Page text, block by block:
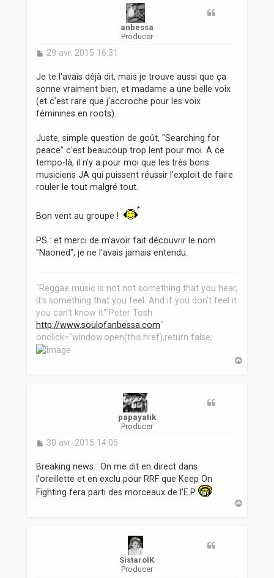
anbessa
Producer
M
s
s
a
g
e
29 avr. 2015 16:31
Je te l'avais déjà dit, mais je trouve aussi que ça
sonne vraiment bien, et madame a une belle voix
(et c'est rare que j'accroche pour les voix
féminines en roots).
Juste, simple question de goût, "Searching for
peace" c'est beaucoup trop lent pour moi. A ce
tempo-là, il n'y a pour moi que les très bons
musiciens JA qui puissent réussir l'exploit de faire
rouler le tout malgré tout.
Bon vent au groupe !
PS : et merci de m'avoir fait découvrir le nom
"Naoned", je ne l'avais jamais entendu.
"Reggae music is not not something that you hear,
it's something that you feel. And if you don't feel it
you can't know it" Peter Tosh
http://www.soulofanbessa.com"
onclick="window.open(this.href);return false;
papayatik
Producer
M
s
a
g
30 avr. 2015 14:05
Breaking news : On me dit en direct dans
l'oreillette et en exclu pour RRF que Keep On
Fighting fera parti des morceaux de l'E.P
SistarolK
Producer